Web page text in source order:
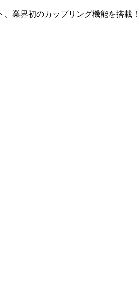
業界初のカップリング機能を搭載